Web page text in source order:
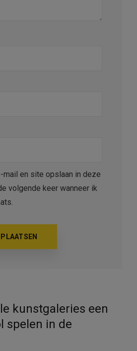
mail en site opslaan in deze
volgende keer wanneer ik
kunstgaleries een
spelen in de